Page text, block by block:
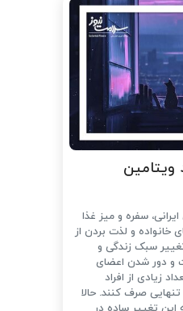
ویتامین
سفره و میز غذا
خانواده و لذت بردن از
سبک زندگی و
و دور شدن اعضای
زیادی از افراد
صرف کنند. حالا